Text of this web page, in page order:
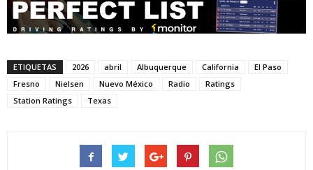
ETIQUETAS 2026 abril Albuquerque California
El Paso
Fresno
Nielsen Nuevo México Radio
Ratings
Station Ratings
Texas